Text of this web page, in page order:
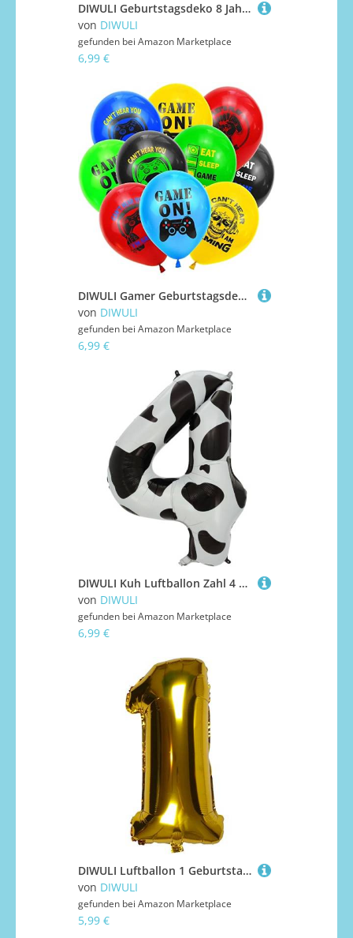
DIWULI Geburtstagsdeko 8 Jahre Blau Zahlen-Ballon Party Deko
von DIWULI
gefunden bei Amazon Marketplace
6,99 €
DIWULI Gamer Geburtstagsdeko Luftballons Set - 10 Stück
von DIWULI
gefunden bei Amazon Marketplace
6,99 €
DIWULI Kuh Luftballon Zahl 4 XXL - Geburtstagsdeko 4 Jahre
von DIWULI
gefunden bei Amazon Marketplace
6,99 €
DIWULI Luftballon 1 Geburtstag XL Gold - Folienballon 1, Zahl 1 Ballon 1 Jahr edel, Geburtstagsdeko 1. Geburtstag Party-Deko Junge Mädchen, Zahlen-Ballon Dekoration, Zahlen-Luftballon Groß
von DIWULI
gefunden bei Amazon Marketplace
5,99 €